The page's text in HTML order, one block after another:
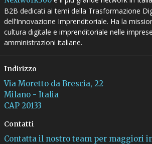
B2B dedicati ai temi della Trasformazione
dell’Innovazione Imprenditoriale. Ha la
cultura digitale e imprenditoriale nelle
amministrazioni italiane.
Indirizzo
Via Moretto da Brescia, 22
Milano - Italia
CAP 20133
Contatti
Contatta il nostro team per maggiori